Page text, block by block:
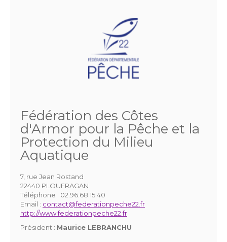
Fédération des Côtes
d'Armor pour la Pêche et la
Protection du Milieu
Aquatique
7, rue Jean Rostand
22440 PLOUFRAGAN
Téléphone : 02.96.68.15.40
Email : contact@federationpeche22.fr
http://www.federationpeche22.fr
Président : Maurice LEBRANCHU